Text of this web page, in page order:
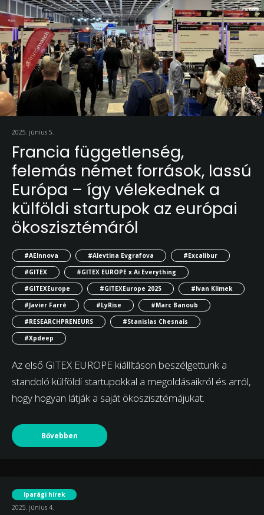
2025. június 5.
Francia függetlenség,
felemás német források, lassú
Európa – így vélekednek a
külföldi startupok az európai
ökoszisztémáról
#AEInnova #Alevtina Evgrafova
#Excalibur
#GITEX
#GITEX EUROPE x Ai Everything
#GITEXEurope
#GITEXEurope 2025
#Ivan Klimek
#Javier Farré
#LyRise
#Marc Banoub
#RESEARCHPRENEURS
#Stanislas Chesnais
#Xpdeep
Az első GITEX EUROPE kiállításon beszélgettünk a
standoló külföldi startupokkal a megoldásaikról és arról,
hogy hogyan látják a saját ökoszisztémájukat.
Bővebben
Iparági hírek
2025. június 4.